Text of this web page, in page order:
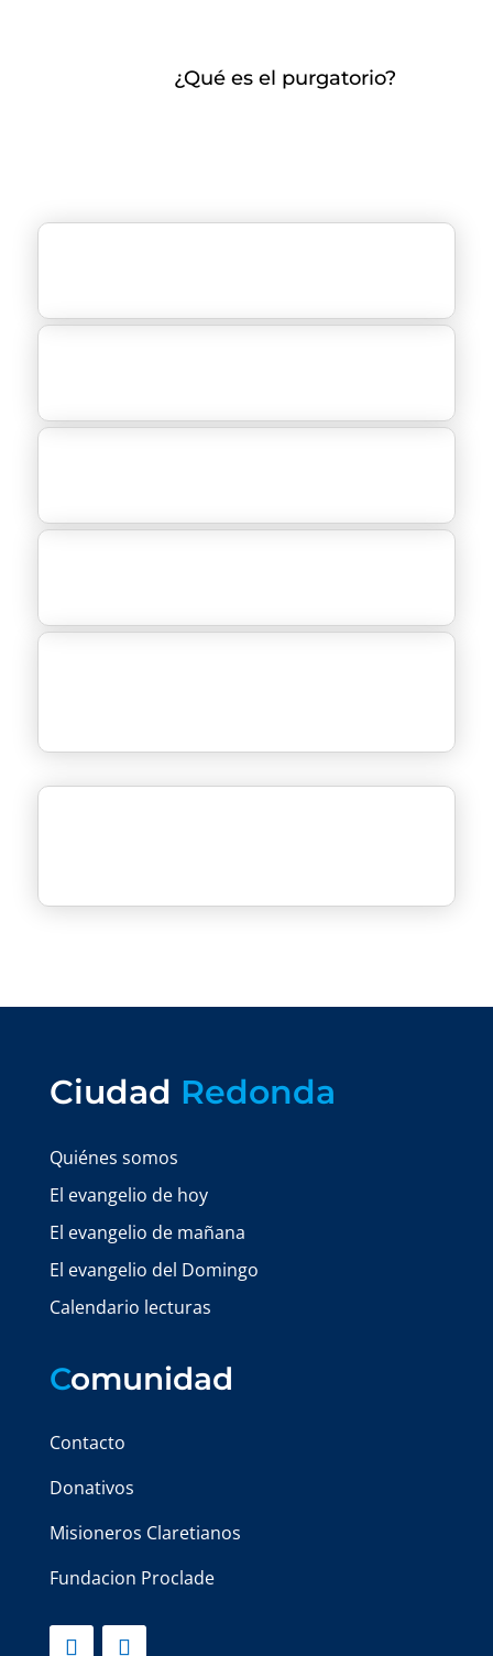
¿Qué es el purgatorio?
Ciudad Redonda
Quiénes somos
El evangelio de hoy
El evangelio de mañana
El evangelio del Domingo
Calendario lecturas
Comunidad
Contacto
Donativos
Misioneros Claretianos
Fundacion Proclade